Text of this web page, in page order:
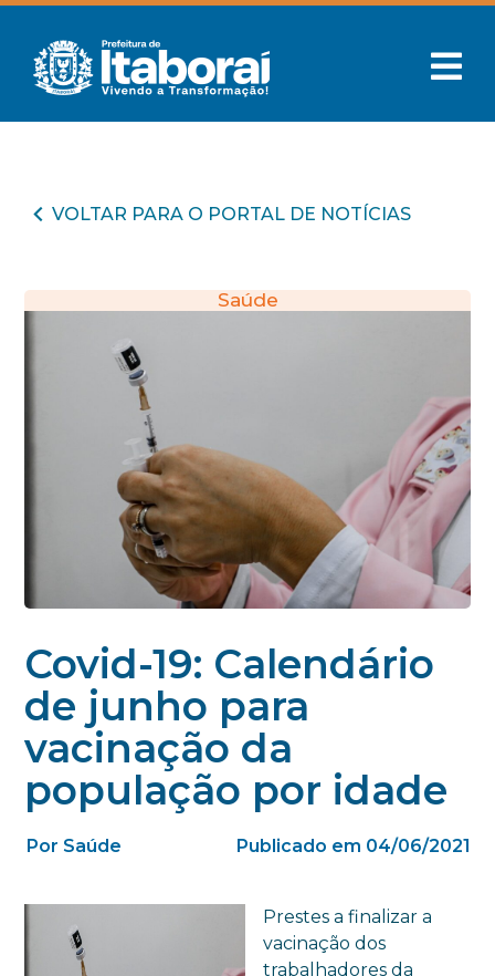
VOLTAR PARA O PORTAL DE NOTÍCIAS
Saúde
Covid-19: Calendário
de junho para
vacinação da
população por idade
Por Saúde Publicado em 04/06/2021
Prestes a finalizar a
vacinação dos
trabalhadores da